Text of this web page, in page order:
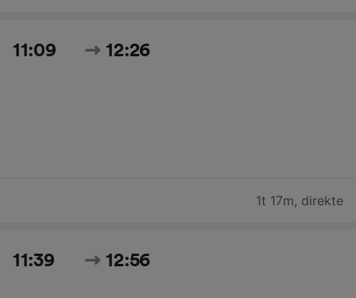
11:09 12:26
1t 17m, direkte
11:39 12:56